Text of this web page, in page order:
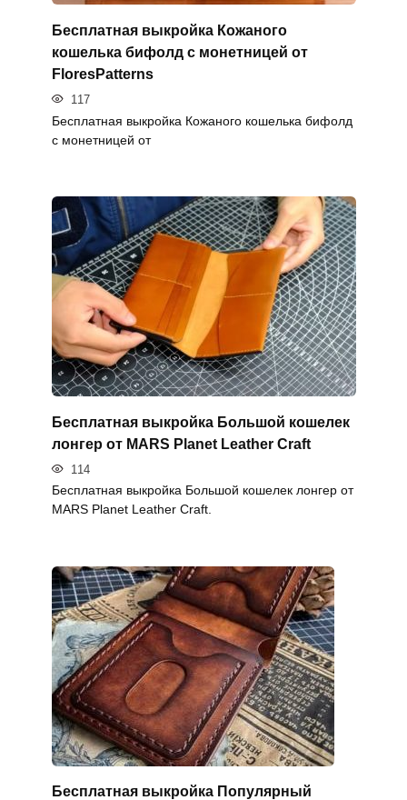
Бесплатная выкройка Кожаного
кошелька бифолд с монетницей от
FloresPatterns
117
Бесплатная выкройка Кожаного кошелька бифолд
с монетницей от
Бесплатная выкройка Большой кошелек
лонгер от MARS Planet Leather Craft
114
Бесплатная выкройка Большой кошелек лонгер от
MARS Planet Leather Craft.
Бесплатная выкройка Популярный